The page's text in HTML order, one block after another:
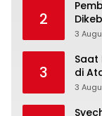
2
3
3
Saat
di
3